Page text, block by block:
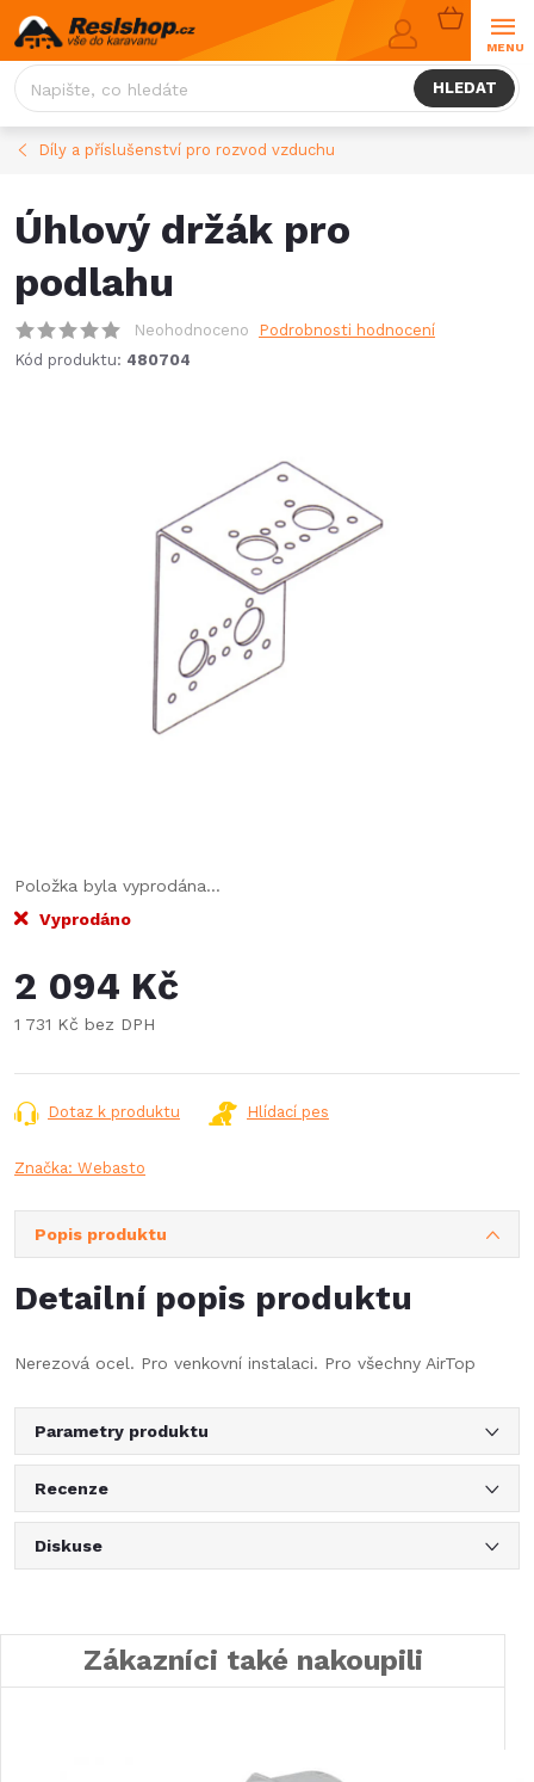
Přejít
na
obsah
HLEDAT
NÁKUPNÍ
KOŠÍK
Díly a příslušenství pro rozvod vzduchu
Úhlový držák pro
podlahu
Neohodnoceno
Podrobnosti hodnocení
Kód produktu: 480704
Položka byla vyprodána…
Vyprodáno
2 094 Kč
1 731 Kč bez DPH
cena:
Dotaz k produktu Hlídací pes
Značka: Webasto
Popis produktu
Detailní popis produktu
Nerezová ocel. Pro venkovní instalaci. Pro všechny AirTop
Parametry produktu
Recenze
Diskuse
Zákazníci také nakoupili